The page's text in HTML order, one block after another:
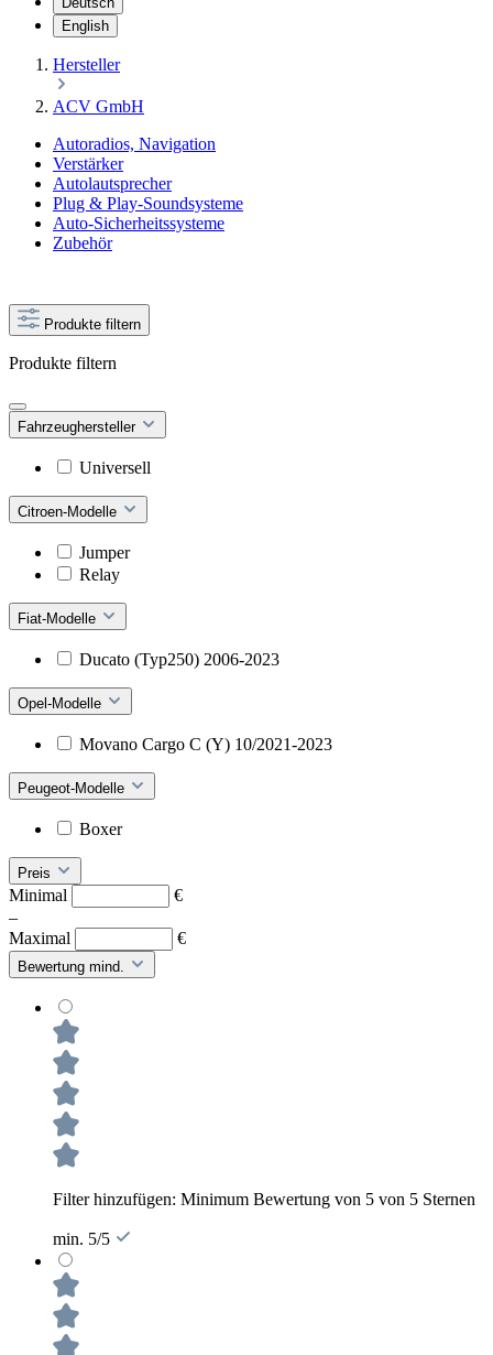
English
Hersteller
ACV GmbH
Autoradios, Navigation
Verstärker
Autolautsprecher
Plug & Play-Soundsysteme
Auto-Sicherheitssysteme
Zubehör
Produkte filtern
Produkte filtern
Fahrzeughersteller
Universell
Citroen-Modelle
Jumper
Relay
Fiat-Modelle
Ducato (Typ250) 2006-2023
Opel-Modelle
Movano Cargo C (Y) 10/2021-2023
Peugeot-Modelle
Boxer
Preis
Minimal
€
–
Maximal
€
Bewertung mind.
Filter hinzufügen: Minimum Bewertung von 5 von 5 Sternen
min. 5/5